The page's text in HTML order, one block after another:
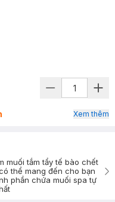
Xem thêm
muối tắm tẩy tế bào chết
thể mang đến cho bạn
phần chứa muối spa tự